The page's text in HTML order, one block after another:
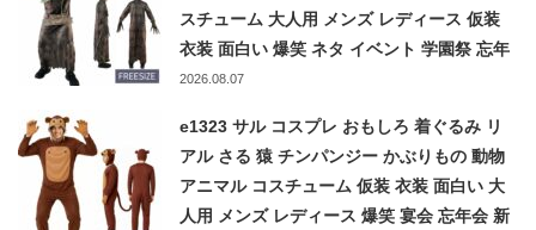
スチューム 大人用 メンズ レディース 仮装
衣装 面白い 爆笑 ネタ イベント 学園祭 忘年
会 新年会 ツリー 木 精霊 tree Halloween
2026.08.07
e1323 サル コスプレ おもしろ 着ぐるみ リ
アル さる 猿 チンパンジー かぶりもの 動物
アニマル コスチューム 仮装 衣装 面白い 大
人用 メンズ レディース 爆笑 宴会 忘年会 新